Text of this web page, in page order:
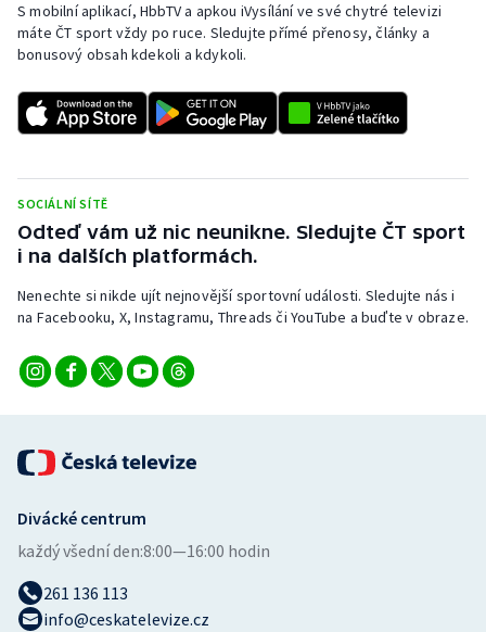
S mobilní aplikací, HbbTV a apkou iVysílání ve své chytré televizi
máte ČT sport vždy po ruce. Sledujte přímé přenosy, články a
bonusový obsah kdekoli a kdykoli.
SOCIÁLNÍ SÍTĚ
Odteď vám už nic neunikne. Sledujte ČT sport
i na dalších platformách.
Nenechte si nikde ujít nejnovější sportovní události. Sledujte nás i
na Facebooku, X, Instagramu, Threads či YouTube a buďte v obraze.
Divácké centrum
každý všední den:8:00—16:00 hodin
261 136 113
info@ceskatelevize.cz